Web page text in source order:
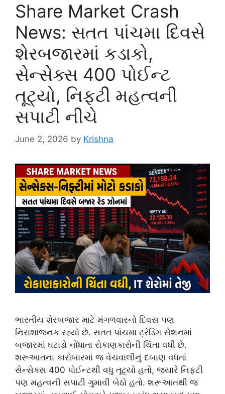
Share Market Crash
News: સતત પાંચમા દિવસે
શેરબજારમાં કડાકો,
સેન્સેક્સ 400 પોઈન્ટ
તૂટ્યો, નિફ્ટી મહત્વની
સપાટી નીચે
June 2, 2026 by Krishna
ભારતીય શેરબજાર માટે મંગળવારનો દિવસ પણ
નિરાશાજનક રહ્યો છે. સતત પાંચમા ટ્રેડિંગ સેશનમાં
બજારમાં ઘટાડો નોંધાતા રોકાણકારોની ચિંતા વધી છે.
શરૂઆતના કારોબારમાં જ વેચવાલીનું દબાણ વધતાં
સેન્સેક્સ 400 પોઈન્ટથી વધુ તૂટ્યો હતો, જ્યારે નિફ્ટી
પણ મહત્વની સપાટી ગુમાવી બેઠો હતો. શરૂઆતથી જ